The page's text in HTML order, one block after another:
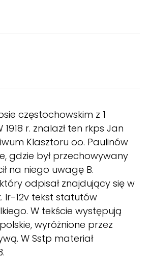
częstochowskim z 1
1918 r. znalazł ten rkps Jan
Klasztoru oo. Paulinów
gdzie był przechowywany
na niego uwagę B.
odpisał znajdujący się w
lr-12v tekst statutów
W tekście występują
wyróżnione przez
W Sstp materiał